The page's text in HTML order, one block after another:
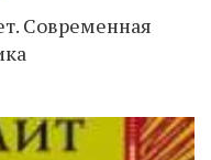
Современная